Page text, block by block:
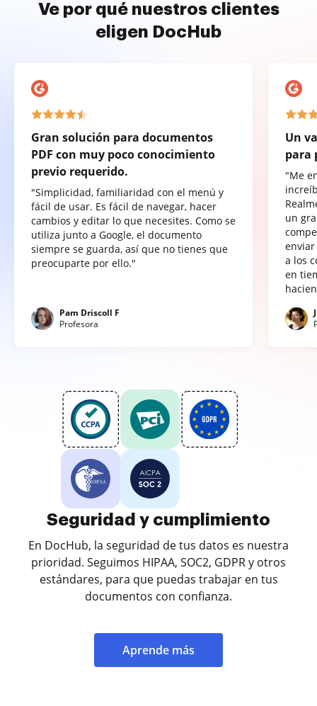
Ve por qué nuestros clientes
eligen DocHub
Gran solución para documentos
PDF con muy poco conocimiento
previo requerido.
"Simplicidad, familiaridad con el menú y
fácil de usar. Es fácil de navegar, hacer
cambios y editar lo que necesites. Como se
utiliza junto a Google, el documento
siempre se guarda, así que no tienes que
preocuparte por ello."
Pam Driscoll F
Profesora
Un
para
"Me
un
a los
en
Seguridad y cumplimiento
En DocHub, la seguridad de tus datos es nuestra
prioridad. Seguimos HIPAA, SOC2, GDPR y otros
estándares, para que puedas trabajar en tus
documentos con confianza.
Aprende más